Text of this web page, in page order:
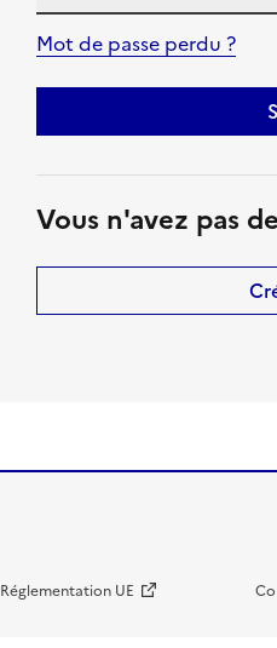
Mot de passe perdu ?
Vous n'avez pas
Réglementation UE